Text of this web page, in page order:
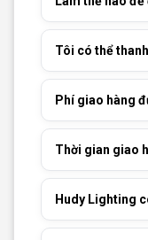
Tôi có thể
Phí giao hàng
Thời gian giao
Hudy Lighting